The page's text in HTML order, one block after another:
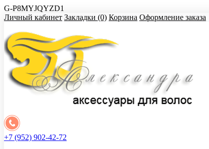
G-P8MYJQYZD1
Личный кабинет Закладки (0) Корзина Оформление заказа
+7 (952) 902-42-72